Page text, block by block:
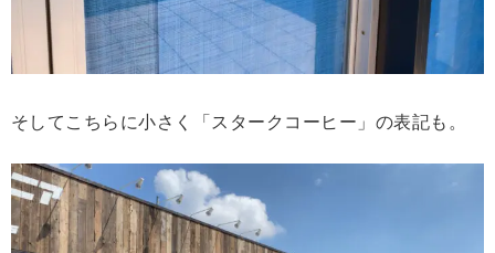
そしてこちらに小さく「スタークコーヒー」の表記も。